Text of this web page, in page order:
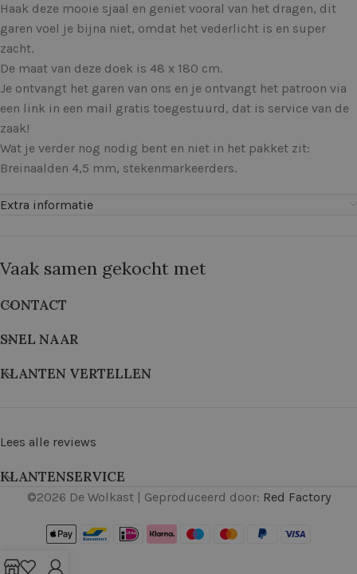
Haak deze mooie sjaal en geniet vooral van het dragen, dit
garen voel je bijna niet, omdat het vederlicht is en super
zacht.
De maat van deze doek is 48 x 180 cm.
Je ontvangt het garen van ons en je ontvangt het patroon via
een link in een mail gratis toegestuurd, dat is service van de
zaak!
Wat je verder nog nodig bent en niet in het pakket zit:
Breinaalden 4,5 mm, stekenmarkeerders.
Extra informatie
Vaak samen gekocht met
CONTACT
SNEL NAAR
KLANTEN VERTELLEN
Lees alle reviews
KLANTENSERVICE
©2026 De Wolkast | Geproduceerd door: Red Factory